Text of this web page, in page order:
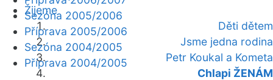
Žijeme
Děti dětem
Jsme jedna rodina
Petr Koukal a Kometa
Chlapi ŽENÁM
Sezóna 2005/2006
Příprava 2005/2006
Sezóna 2004/2005
Příprava 2004/2005